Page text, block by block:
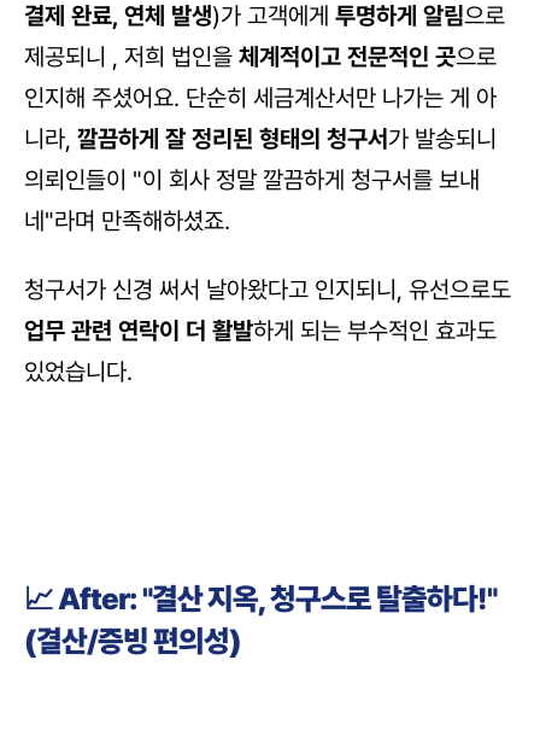
결제 완료, 연체 발생)가 고객에게 투명하게 알림으로
제공되니 , 저희 법인을 체계적이고 전문적인 곳으로
인지해 주셨어요. 단순히 세금계산서만 나가는 게 아
니라, 깔끔하게 잘 정리된 형태의 청구서 가 발송되니
의뢰인들이 "이 회사 정말 깔끔하게 청구서를 보내
네"라며 만족해하셨죠.
업무 관련 연락이 더 활발하게 되는 부수적인 효과도
있었습니다.
📈 After: "결산 지옥, 청구스로 탈출하다!"
(결산/증빙 편의성)